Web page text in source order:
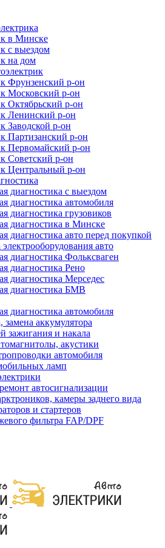
в Минске
с выездом
на дом
Фрунзенский р-он
Московский р-он
Октябрьский р-он
Ленинский р-он
Заводской р-он
Партизанский р-он
Первомайский р-он
Советский р-он
Центральный р-он
диагностика с выездом
диагностика автомобиля
диагностика грузовиков
диагностика в Минске
диагностика авто перед покупкой
авто
диагностика Фольксваген
диагностика Рено
диагностика Мерседес
диагностика БМВ
диагностика автомобиля
замена аккумулятора
зажигания и накала
акустики
автомобиля
ламп
автосигнализации
камеры заднего вида
и стартеров
фильтра FAP/DPF